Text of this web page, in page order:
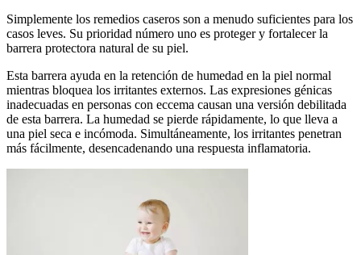
Simplemente los remedios caseros son a menudo suficientes para los
casos leves. Su prioridad número uno es proteger y fortalecer la
barrera protectora natural de su piel.
Esta barrera ayuda en la retención de humedad en la piel normal
mientras bloquea los irritantes externos. Las expresiones génicas
inadecuadas en personas con eccema causan una versión debilitada
de esta barrera. La humedad se pierde rápidamente, lo que lleva a
una piel seca e incómoda. Simultáneamente, los irritantes penetran
más fácilmente, desencadenando una respuesta inflamatoria.